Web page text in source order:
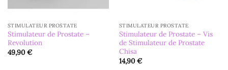
STIMULATEUR PROSTATE
Stimulateur de Prostate –
Revolution
49,90€
STIMULATEUR PROSTATE
Stimulateur de Prostate – Vis
de Stimulateur de Prostate
Chisa
14,90€